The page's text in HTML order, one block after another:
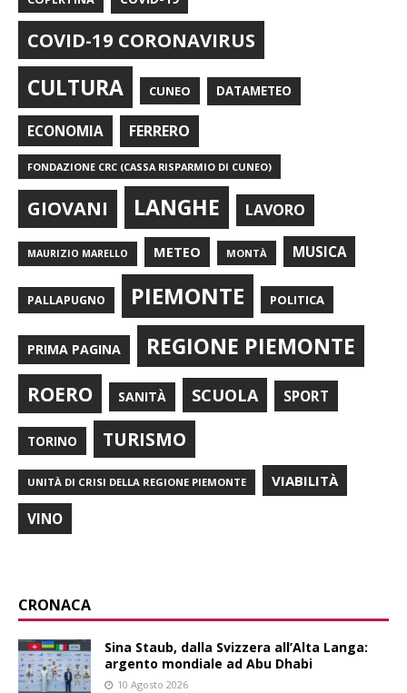
COVID-19 CORONAVIRUS
CULTURA CUNEO DATAMETEO
ECONOMIA FERRERO
FONDAZIONE CRC (CASSA RISPARMIO DI CUNEO)
GIOVANI LANGHE LAVORO
MAURIZIO MARELLO METEO MONTÀ MUSICA
PALLAPUGNO PIEMONTE POLITICA
PRIMA PAGINA REGIONE PIEMONTE
ROERO SANITÀ SCUOLA SPORT
TORINO TURISMO
UNITÀ DI CRISI DELLA REGIONE PIEMONTE VIABILITÀ
VINO
CRONACA
Sina Staub, dalla Svizzera all’Alta Langa:
argento mondiale ad Abu Dhabi
10 Agosto 2026